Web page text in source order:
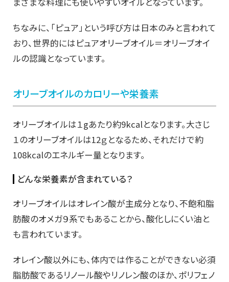
ちなみに、「ピュア」という呼び方は日本のみと言われて
おり、世界的にはピュアオリーブオイル＝オリーブオイ
ルの認識となっています。
オリーブオイルのカロリーや栄養素
オリーブオイルは１gあたり約9kcalとなります。大さじ
１のオリーブオイルは12ｇとなるため、それだけで約
108kcalのエネルギー量となります。
どんな栄養素が含まれている？
オリーブオイルはオレイン酸が主成分となり、不飽和脂
肪酸のオメガ９系でもあることから、酸化しにくい油と
も言われています。
オレイン酸以外にも、体内では作ることができない必須
脂肪酸であるリノール酸やリノレン酸のほか、ポリフェノ